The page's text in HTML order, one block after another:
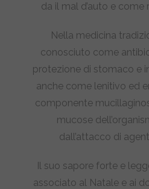
da il mal d’auto e come
Nella medicina
conosciuto come
protezione di stomaco e
anche come lenitivo ed
componente
mucose
dall’attacco di
Il suo sapore forte e
associato al Natale e ai